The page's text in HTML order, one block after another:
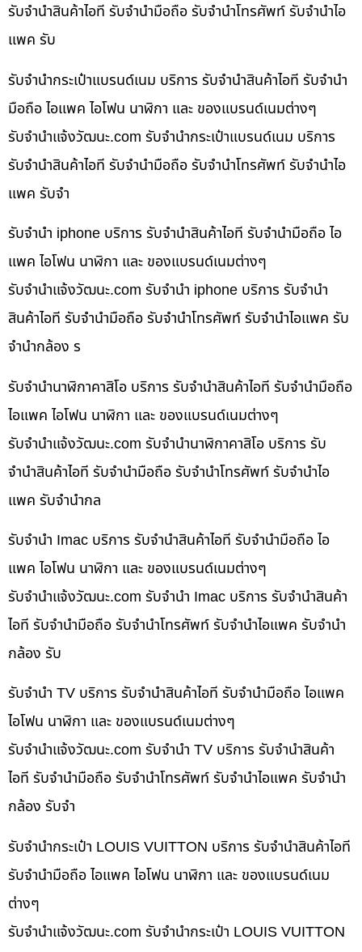
รับจำนำสินค้าไอที รับจำนำมือถือ รับจำนำโทรศัพท์ รับจำนำไอ
แพค รับ
รับจำนำกระเป๋าแบรนด์เนม บริการ รับจำนำสินค้าไอที รับจำนำ
มือถือ ไอแพค ไอโฟน นาฬิกา และ ของแบรนด์เนมต่างๆ
รับจํานําแจ้งวัฒนะ.com รับจำนำกระเป๋าแบรนด์เนม บริการ
รับจำนำสินค้าไอที รับจำนำมือถือ รับจำนำโทรศัพท์ รับจำนำไอ
แพค รับจำ
รับจำนำ iphone บริการ รับจำนำสินค้าไอที รับจำนำมือถือ ไอ
แพค ไอโฟน นาฬิกา และ ของแบรนด์เนมต่างๆ
รับจํานําแจ้งวัฒนะ.com รับจำนำ iphone บริการ รับจำนำ
สินค้าไอที รับจำนำมือถือ รับจำนำโทรศัพท์ รับจำนำไอแพค รับ
จำนำกล้อง ร
รับจำนำนาฬิกาคาสิโอ บริการ รับจำนำสินค้าไอที รับจำนำมือถือ
ไอแพค ไอโฟน นาฬิกา และ ของแบรนด์เนมต่างๆ
รับจํานําแจ้งวัฒนะ.com รับจำนำนาฬิกาคาสิโอ บริการ รับ
จำนำสินค้าไอที รับจำนำมือถือ รับจำนำโทรศัพท์ รับจำนำไอ
แพค รับจำนำกล
รับจำนำ Imac บริการ รับจำนำสินค้าไอที รับจำนำมือถือ ไอ
แพค ไอโฟน นาฬิกา และ ของแบรนด์เนมต่างๆ
รับจํานําแจ้งวัฒนะ.com รับจำนำ Imac บริการ รับจำนำสินค้า
ไอที รับจำนำมือถือ รับจำนำโทรศัพท์ รับจำนำไอแพค รับจำนำ
กล้อง รับ
รับจำนำ TV บริการ รับจำนำสินค้าไอที รับจำนำมือถือ ไอแพค
ไอโฟน นาฬิกา และ ของแบรนด์เนมต่างๆ
รับจํานําแจ้งวัฒนะ.com รับจำนำ TV บริการ รับจำนำสินค้า
ไอที รับจำนำมือถือ รับจำนำโทรศัพท์ รับจำนำไอแพค รับจำนำ
กล้อง รับจำ
รับจำนำกระเป๋า LOUIS VUITTON บริการ รับจำนำสินค้าไอที
รับจำนำมือถือ ไอแพค ไอโฟน นาฬิกา และ ของแบรนด์เนม
ต่างๆ
รับจํานําแจ้งวัฒนะ.com รับจำนำกระเป๋า LOUIS VUITTON